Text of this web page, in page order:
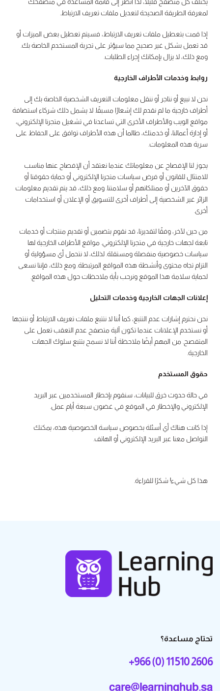
يختلف كل متصفح قليلًا، لذا انظر إلى قائمة المساعدة في متصفحك
لمعرفة الطريقة الصحيحة لتعديل ملفات تعريف الارتباط.
إذا قمت بتعطيل ملفات تعريف الارتباط، فسيتم تعطيل بعض الميزات أو
قد تعمل بشكل غير صحيح مما سيؤثر على تجربة المستخدم الخاصة بك.
ومع ذلك، لا يزال بإمكانك إجراء الطلبات.
روابط وخدمات الأطراف الخارجية
نحن لا نبيع أو نتاجر أو ننقل معلومات التعريف الشخصية الخاصة بك إلى
أطراف خارجية ما لم نقدم لك إشعارًا مسبقًا. لا يشمل ذلك شركاء استضافة
مواقع الويب والأطراف الأخرى التي تساعدنا في تشغيل متجرنا الإلكتروني،
أو إدارة أعمالنا، أو خدمتك، طالما أن هذه الأطراف توافق على الحفاظ على
سرية هذه المعلومات.
يجوز لنا الإفصاح عن معلوماتك عندما نعتقد أن الإفصاح عنها مناسب
للامتثال للقانون أو فرض سياسات متجرنا الإلكتروني أو حماية حقوقنا أو
حقوق الآخرين أو ممتلكاتهم أو سلامتنا. ومع ذلك، قد يتم تقديم معلومات
الزائر غير الشخصية إلى أطراف أخرى للتسويق أو الإعلان أو استخدامات
أخرى.
من حين لآخر، وفقًا لتقديرنا، قد نقوم بتضمين أو تقديم منتجات أو خدمات
تابعة لجهات خارجية في متجرنا الإلكتروني. مواقع الأطراف الخارجية لها
سياسات خصوصية منفصلة ومستقلة. لذلك، لا نتحمل أي مسؤولية أو
التزام تجاه محتوى وأنشطة هذه المواقع المرتبطة. ومع ذلك، فإننا نسعى
لحماية سلامة هذا الموقع ونرحب بأية ملاحظات حول هذه المواقع.
إعلانات الجهات الخارجية وخدمات التحليل
نحن نحترم إشارات عدم التتبع، كما أننا لا نتتبع ملفات تعريف الارتباط أو ننتجها
أو نستخدم الإعلانات عندما تكون آلية متصفح عدم التعقب تعمل على
المتفصح. من المهم أيضًا ملاحظة أننا لا نسمح بتتبع سلوك الجهات
الخارجية.
حقوق المستخدم
في حالة حدوث خرق للبيانات، سنقوم بإخطار المستخدمين عبر البريد
الإلكتروني والإخطار في الموقع في غضون سبعة أيام عمل.
إذا كانت هناك أي أسئلة بخصوص سياسة الخصوصية هذه، يمكنك
التواصل معنا عبر البريد الإلكتروني أو الهاتف.
هذا كل شيء! شكرًا للقراءة.
تحتاج مساعدة؟
+966 (0) 11 510 2606
care@learninghub.sa